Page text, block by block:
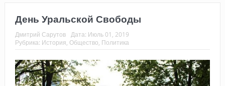
День Уральской Свободы
Дмитрий Сарутов Дата: Июль 01, 2019
Рубрика: История, Общество, Политика